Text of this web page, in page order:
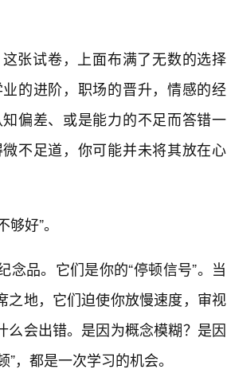
张试卷，上面布满了无数的选择
的进阶，职场的晋升，情感的经
偏差、或是能力的不足而答错一
不足道，你可能并未将其放在心
好”。
品。它们是你的“停顿信号”。当
之地，它们迫使你放慢速度，审视
会出错。是因为概念模糊？是因
，都是一次学习的机会。